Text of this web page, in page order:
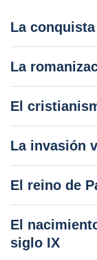
La
La
El
La invasión
El reino de
El
siglo IX